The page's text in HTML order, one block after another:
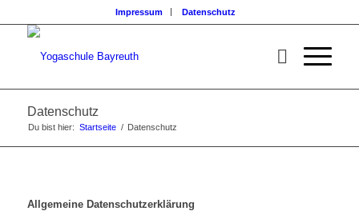
Impressum Datenschutz
Datenschutz
Du bist hier: Startseite / Datenschutz
Allgemeine Datenschutzerklärung